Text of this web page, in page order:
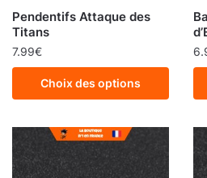
Pendentifs Attaque des
Titans
7.99€
Choix des options